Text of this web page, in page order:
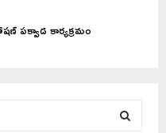
పక్వాడ కార్యక్రమం